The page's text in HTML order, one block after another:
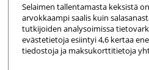
Selaimen tallentamasta keksistä
arvokkaampi saalis kuin
tutkijoiden analysoimissa
evästetietoja esiintyi 4,6 kertaa
tiedostoja ja maksukorttitietoja